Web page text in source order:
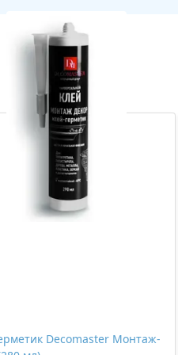
Decomaster Монтаж-